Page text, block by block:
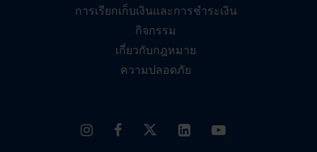
การเรียกเก็บเงินและการชำระเงิน
กิจกรรม
เกี่ยวกับกฎหมาย
ความปลอดภัย